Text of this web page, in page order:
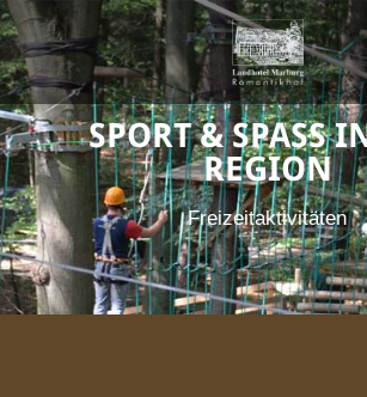
SPORT & SPASS IN
EGION
Freizeitaktivitäten